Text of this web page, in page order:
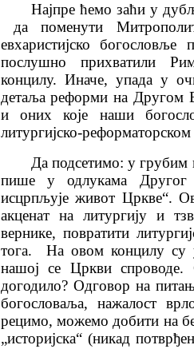
Најпре ћемо заћи у
да поменути
евхаристијско
послушно прихватили
концилу. Иначе, упада у
детаља реформи на Другом
и оних које наши
литургијско-
Да подсетимо: у грубим
пише у одлукама Другог
исцрпљује живот Цркве“.
акценат на литургију и
вернике, повратити
тога.
На овом концилу су
нашој се Цркви
догодило? Одговор на
богословаља, нажалост
рецимо, можемо добити на
„историјска“ (никад